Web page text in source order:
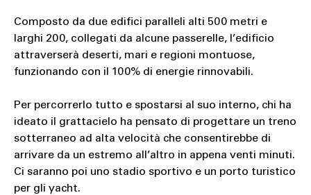
Composto da due edifici paralleli alti 500 metri e
larghi 200, collegati da alcune passerelle, l’edificio
attraverserà deserti, mari e regioni montuose,
funzionando con il 100% di energie rinnovabili.
Per percorrerlo tutto e spostarsi al suo interno, chi ha
ideato il grattacielo ha pensato di progettare un treno
sotterraneo ad alta velocità che consentirebbe di
arrivare da un estremo all’altro in appena venti minuti.
Ci saranno poi uno stadio sportivo e un porto turistico
per gli yacht.